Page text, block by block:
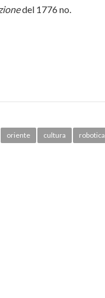
del 1776 no.
oriente cultura robotica